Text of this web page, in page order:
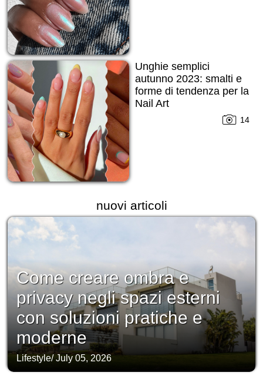
Unghie semplici
autunno 2023: smalti e
forme di tendenza per la
Nail Art
14
nuovi articoli
Come creare ombra e
privacy negli spazi esterni
con soluzioni pratiche e
moderne
Lifestyle/July 05, 2026